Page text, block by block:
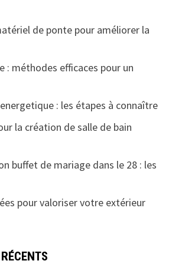
de ponte pour améliorer la
: méthodes efficaces pour un
: les étapes à connaître
la création de salle de bain
buffet de mariage dans le 28 : les
pour valoriser votre extérieur